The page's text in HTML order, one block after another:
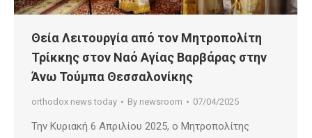
Θεία Λειτουργία από τον Μητροπολίτη
Τρίκκης στον Ναό Αγίας Βαρβάρας στην
Άνω Τούμπα Θεσσαλονίκης
orthodox news today By newsroom 07/04/2025
Την Κυριακή 6 Απριλίου 2025, ο Μητροπολίτης